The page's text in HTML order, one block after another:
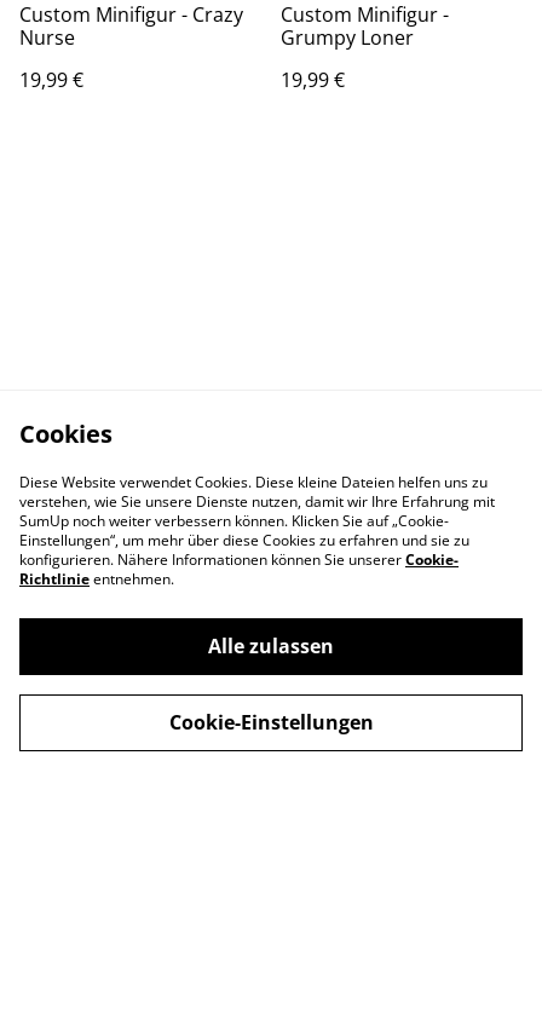
Custom Minifigur - Crazy
Nurse
19,99 €
Custom Minifigur -
Grumpy Loner
19,99 €
Geschäftsbedingung
Datenschutzerklärun
Cookie-Richtlinie
Cookies
Diese Website verwendet Cookies. Diese kleine Dateien helfen uns zu
verstehen, wie Sie unsere Dienste nutzen, damit wir Ihre Erfahrung mit
SumUp noch weiter verbessern können. Klicken Sie auf „Cookie-
Einstellungen“, um mehr über diese Cookies zu erfahren und sie zu
konfigurieren. Nähere Informationen können Sie unsererCookie-
Richtlinieentnehmen.
Alle zulassen
Cookie-Einstellungen